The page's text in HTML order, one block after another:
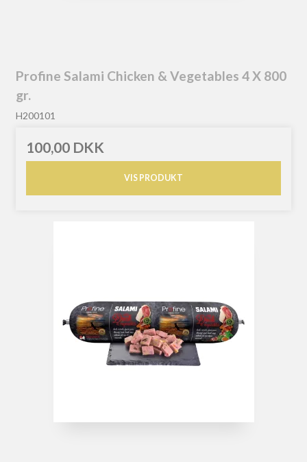
Profine Salami Chicken & Vegetables 4 X 800
gr.
H200101
100,00 DKK
VIS PRODUKT